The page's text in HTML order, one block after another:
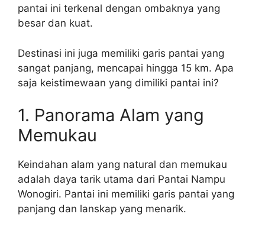
pantai ini terkenal dengan ombaknya yang
besar dan kuat.
Destinasi ini juga memiliki garis pantai yang
sangat panjang, mencapai hingga 15 km. Apa
saja keistimewaan yang dimiliki pantai ini?
1. Panorama Alam yang
Memukau
Keindahan alam yang natural dan memukau
adalah daya tarik utama dari Pantai Nampu
Wonogiri. Pantai ini memiliki garis pantai yang
panjang dan lanskap yang menarik.